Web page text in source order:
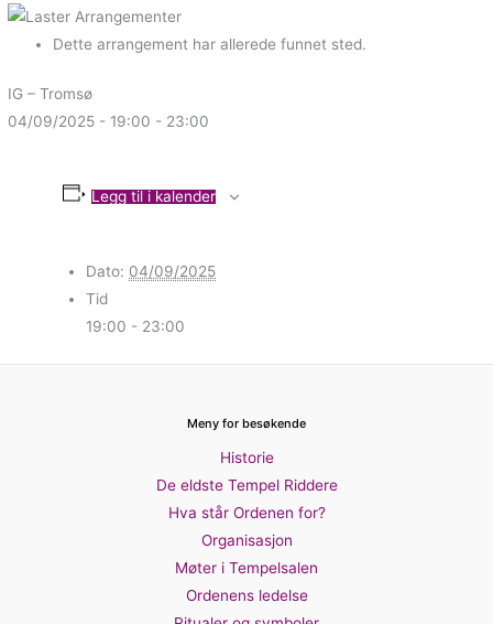
Dette arrangement har allerede funnet sted.
IG – Tromsø
04/09/2025 - 19:00 - 23:00
Legg til i kalender
Dato: 04/09/2025
Tid
19:00 - 23:00
Meny for besøkende
Historie
De eldste Tempel Riddere
Hva står Ordenen for?
Organisasjon
Møter i Tempelsalen
Ordenens ledelse